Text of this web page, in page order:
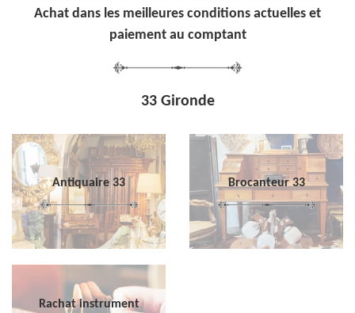
Achat dans les meilleures conditions actuelles et
paiement au comptant
33 Gironde
Antiquaire 33 Brocanteur 33
Rachat instrument